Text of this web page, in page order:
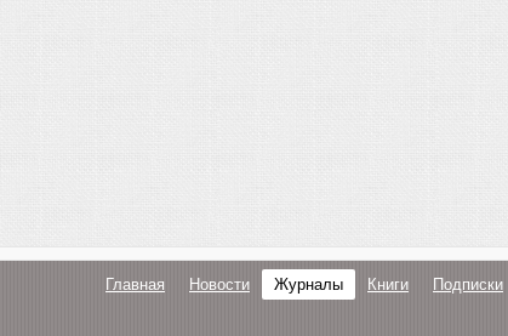
Главная Новости Журналы Книги Подписки